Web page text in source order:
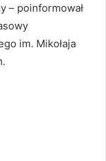
– poinformował
im. Mikołaja